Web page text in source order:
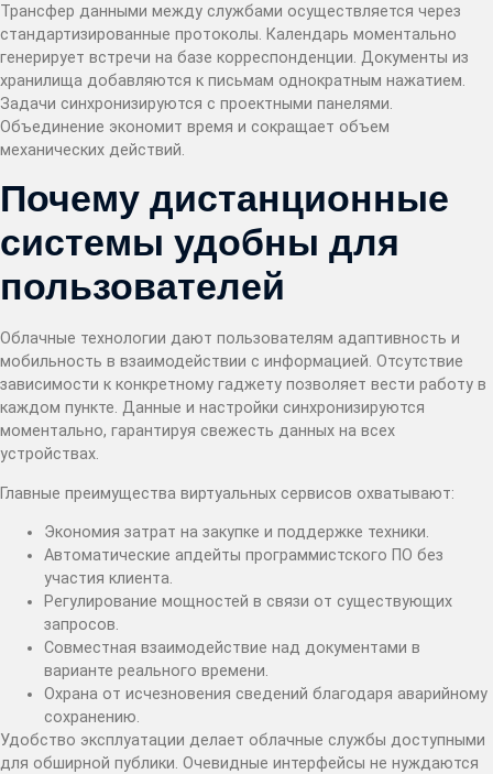
Трансфер данными между службами осуществляется через
стандартизированные протоколы. Календарь моментально
генерирует встречи на базе корреспонденции. Документы из
хранилища добавляются к письмам однократным нажатием.
Задачи синхронизируются с проектными панелями.
Объединение экономит время и сокращает объем
механических действий.
Почему дистанционные
системы удобны для
пользователей
Облачные технологии дают пользователям адаптивность и
мобильность в взаимодействии с информацией. Отсутствие
зависимости к конкретному гаджету позволяет вести работу в
каждом пункте. Данные и настройки синхронизируются
моментально, гарантируя свежесть данных на всех
устройствах.
Главные преимущества виртуальных сервисов охватывают:
Экономия затрат на закупке и поддержке техники.
Автоматические апдейты программистского ПО без
участия клиента.
Регулирование мощностей в связи от существующих
запросов.
Совместная взаимодействие над документами в
варианте реального времени.
Охрана от исчезновения сведений благодаря аварийному
сохранению.
Удобство эксплуатации делает облачные службы доступными
для обширной публики. Очевидные интерфейсы не нуждаются